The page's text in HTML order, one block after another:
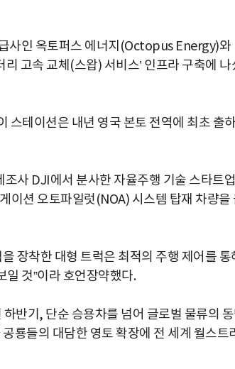
사인 옥토퍼스 에너지(Octopus Energy)와
고속 교체(스왑) 서비스’ 인프라 구축에 나
스테이션은 내년 영국 본토 전역에 최초 출
사 DJI에서 분사한 자율주행 기술 스타트업
이션 오토파일럿(NOA) 시스템 탑재 차량을
장착한 대형 트럭은 최적의 주행 제어를 통
것”이라 호언장약했다.
반기, 단순 승용차를 넘어 글로벌 물류의
룡들의 대담한 영토 확장에 전 세계 월스트